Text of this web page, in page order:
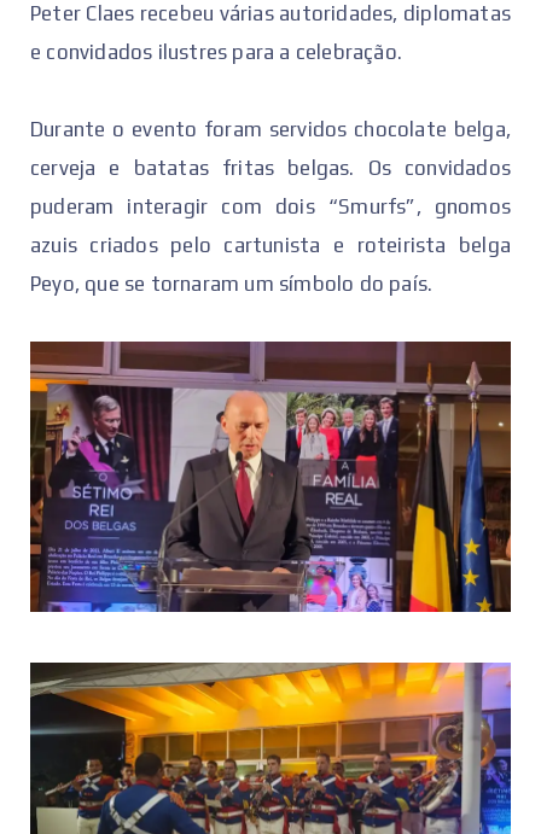
Peter Claes recebeu várias autoridades, diplomatas
e convidados ilustres para a celebração.
Durante o evento foram servidos chocolate belga,
cerveja e batatas fritas belgas. Os convidados
puderam interagir com dois “Smurfs”, gnomos
azuis criados pelo cartunista e roteirista belga
Peyo, que se tornaram um símbolo do país.